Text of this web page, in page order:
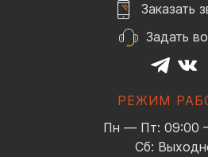
Заказать
Задать
РЕЖИМ
Пн — Пт: 09:00
Сб: